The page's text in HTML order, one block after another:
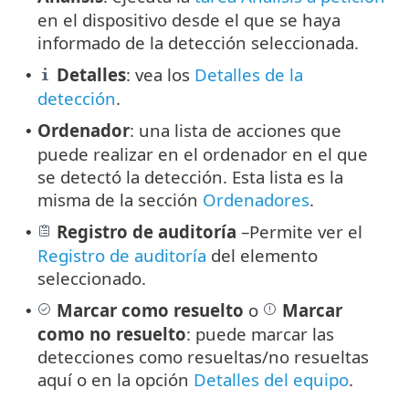
en el dispositivo desde el que se haya
informado de la detección seleccionada.
• Detalles: vea los Detalles de la
detección.
• Ordenador: una lista de acciones que
puede realizar en el ordenador en el que
se detectó la detección. Esta lista es la
misma de la sección Ordenadores.
• Registro de auditoría –Permite ver el
Registro de auditoría del elemento
seleccionado.
• Marcar como resuelto o
Marcar
como no resuelto: puede marcar las
detecciones como resueltas/no resueltas
aquí o en la opción Detalles del equipo.